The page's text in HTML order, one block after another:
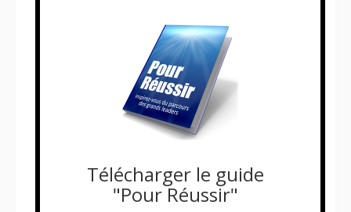
Télécharger le guide
"Pour Réussir"